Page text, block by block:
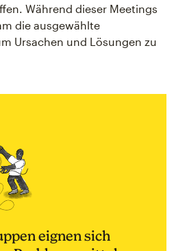
Während dieser Meetings
die ausgewählte
Ursachen und Lösungen zu
eignen sich